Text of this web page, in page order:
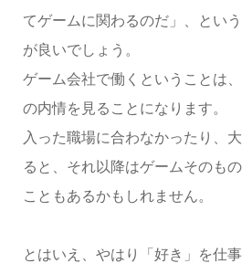
てゲームに関わるのだ」、とい
が良いでしょう。
ゲーム会社で働くということは
の内情を見ることになります。
入った職場に合わなかったり、
ると、それ以降はゲームそのも
こともあるかもしれません。
とはいえ、やはり「好き」を仕